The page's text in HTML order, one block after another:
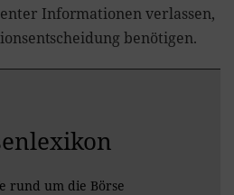
Informationen verlassen,
benötigen.
rund um die Börse